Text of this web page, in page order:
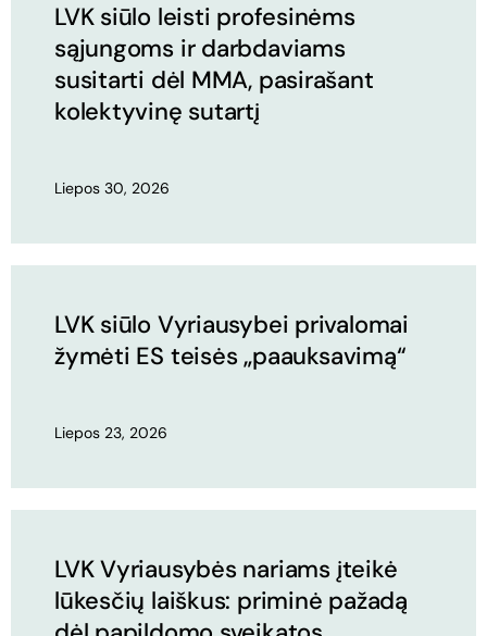
LVK siūlo leisti profesinėms
sąjungoms ir darbdaviams
susitarti dėl MMA, pasirašant
kolektyvinę sutartį
Liepos 30, 2026
LVK siūlo Vyriausybei privalomai
žymėti ES teisės „paauksavimą“
Liepos 23, 2026
LVK Vyriausybės nariams įteikė
lūkesčių laiškus: priminė pažadą